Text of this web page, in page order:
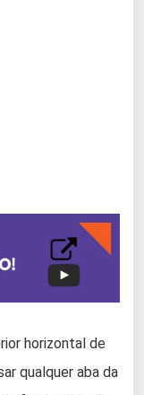
horizontal de
qualquer aba da